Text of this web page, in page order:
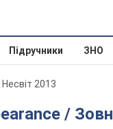
Підручники ЗНО
2013
/